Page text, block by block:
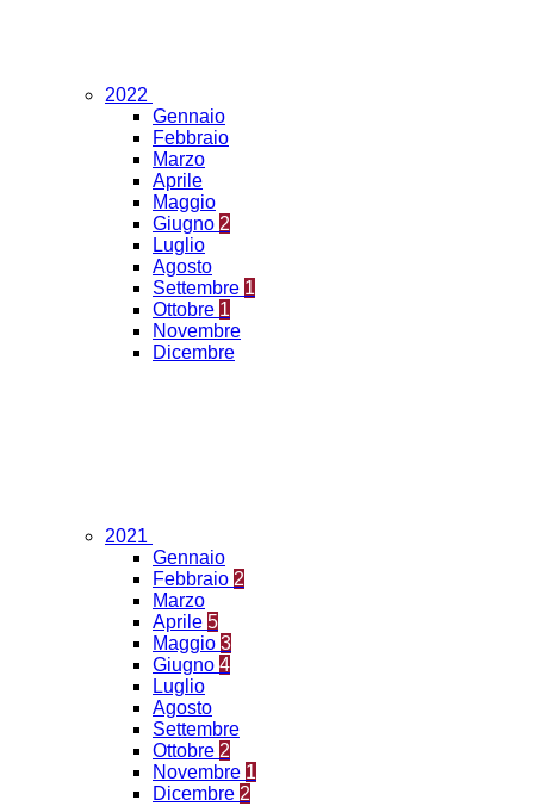
2022
Gennaio
Febbraio
Marzo
Aprile
Maggio
Giugno 2
Luglio
Agosto
Settembre 1
Ottobre 1
Novembre
Dicembre
2021
Gennaio
Febbraio 2
Marzo
Aprile 5
Maggio 3
Giugno 4
Luglio
Agosto
Settembre
Ottobre 2
Novembre 1
Dicembre 2